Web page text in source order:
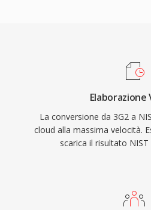
Elaborazione
La conversione da 3G2 a
cloud alla massima velocità.
scarica il risultato